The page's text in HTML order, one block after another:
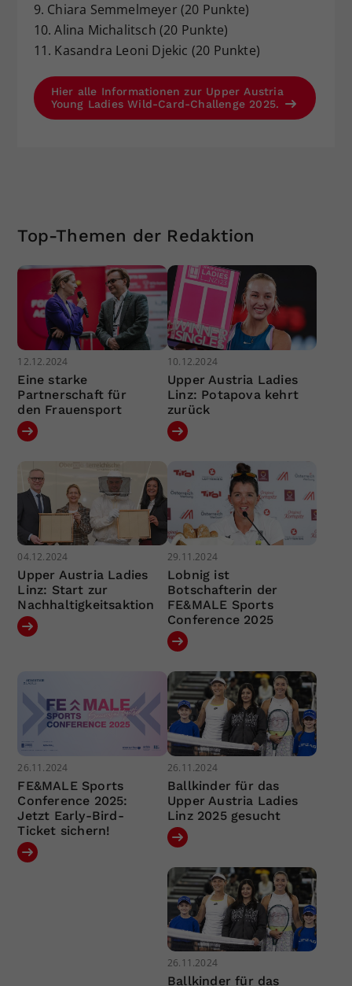
9. Chiara Semmelmeyer (20 Punkte)
10. Alina Michalitsch (20 Punkte)
11. Kasandra Leoni Djekic (20 Punkte)
Hier alle Informationen zur Upper Austria
Young Ladies Wild-Card-Challenge 2025.
Top-Themen der Redaktion
12.12.2024
Eine starke
Partnerschaft für
den Frauensport
10.12.2024
Upper Austria Ladies
Linz: Potapova kehrt
zurück
04.12.2024
Upper Austria Ladies
Linz: Start zur
Nachhaltigkeitsaktion
29.11.2024
Lobnig ist
Botschafterin der
FE&MALE Sports
Conference 2025
26.11.2024
FE&MALE Sports
Conference 2025:
Jetzt Early-Bird-
Ticket sichern!
26.11.2024
Ballkinder für das
Upper Austria Ladies
Linz 2025 gesucht
26.11.2024
Ballkinder für das